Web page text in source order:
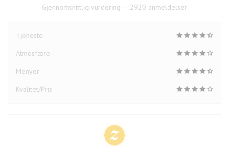
Gjennomsnittlig vurdering — 2920 anmeldelser
Tjeneste
Atmosfære
Menyer
Kvalitet/Pris